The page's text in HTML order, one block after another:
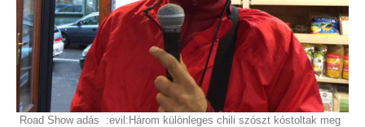
Road Show adás :evil:Három különleges chili szószt kóstoltak meg